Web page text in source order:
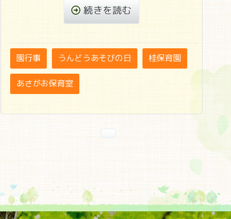
続きを読む
園行事 うんどうあそびの日 桂保育園
あさがお保育室